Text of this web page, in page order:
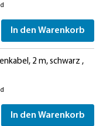
In den Warenkorb
2 m, schwarz ,
In den Warenkorb